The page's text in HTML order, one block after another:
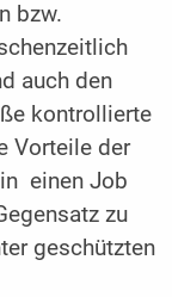
bzw.
auch den
kontrollierte
Vorteile der
einen Job
zu
geschützten